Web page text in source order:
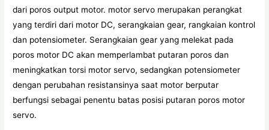
dari poros output motor. motor servo merupakan perangkat
yang terdiri dari motor DC, serangkaian gear, rangkaian kontrol
dan potensiometer. Serangkaian gear yang melekat pada
poros motor DC akan memperlambat putaran poros dan
meningkatkan torsi motor servo, sedangkan potensiometer
dengan perubahan resistansinya saat motor berputar
berfungsi sebagai penentu batas posisi putaran poros motor
servo.